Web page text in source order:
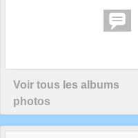
Voir tous les albums
photos